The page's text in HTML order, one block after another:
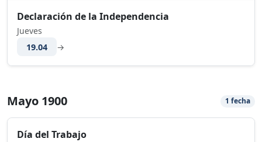
Declaración de la Independencia
Jueves
19.04
→
Mayo 1900 1 fecha
Día del Trabajo